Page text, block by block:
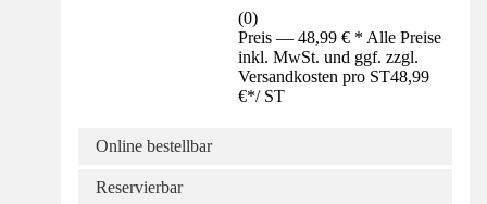
(0)
Preis — 48,99 € * Alle Preise
inkl. MwSt. und ggf. zzgl.
Versandkosten pro ST48,99
€*/ ST
Online bestellbar
Reservierbar